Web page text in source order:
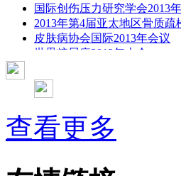
国际创伤压力研究学会2013
2013年第4届亚太地区骨质疏
皮肤病协会国际2013年会议
世界糖尿病2013年大会
彭晓霞---诊断试验的Meta分析
武姗姗---累积Meta分析和TSA
孙凤---Network Meta分析
杨智荣---Cochrane综述实战经
杨祖耀---疾病频率资料的Meta
查看更多